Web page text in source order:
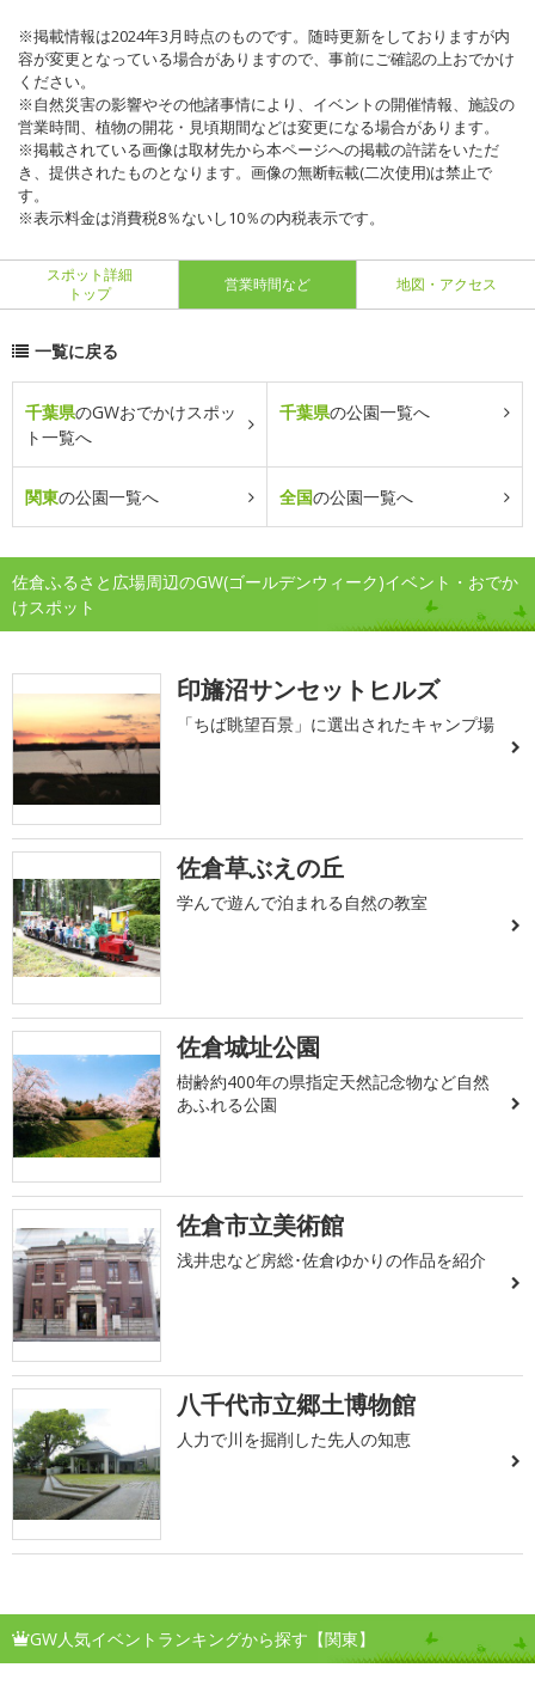
※掲載情報は2024年3月時点のものです。随時更新をしておりますが内
容が変更となっている場合がありますので、事前にご確認の上おでかけ
ください。
※自然災害の影響やその他諸事情により、イベントの開催情報、施設の
営業時間、植物の開花・見頃期間などは変更になる場合があります。
※掲載されている画像は取材先から本ページへの掲載の許諾をいただ
き、提供されたものとなります。画像の無断転載(二次使用)は禁止で
す。
※表示料金は消費税8％ないし10％の内税表示です。
スポット詳細
トップ
営業時間など 地図・アクセス
一覧に戻る
千葉県のGWおでかけスポッ
ト一覧へ
千葉県の公園一覧へ
関東の公園一覧へ 全国の公園一覧へ
佐倉ふるさと広場周辺のGW(ゴールデンウィーク)イベント・おでか
けスポット
印旛沼サンセットヒルズ
「ちば眺望百景」に選出されたキャンプ場
佐倉草ぶえの丘
学んで遊んで泊まれる自然の教室
佐倉城址公園
樹齢約400年の県指定天然記念物など自然
あふれる公園
佐倉市立美術館
浅井忠など房総･佐倉ゆかりの作品を紹介
八千代市立郷土博物館
人力で川を掘削した先人の知恵
GW人気イベントランキングから探す【関東】